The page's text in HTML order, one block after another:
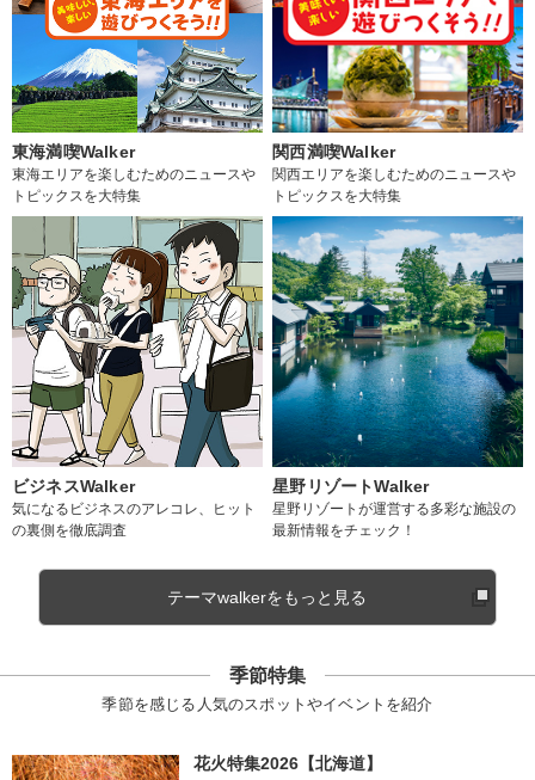
東海満喫Walker
東海エリアを楽しむためのニュースや
トピックスを大特集
関西満喫Walker
関西エリアを楽しむためのニュースや
トピックスを大特集
ビジネスWalker
気になるビジネスのアレコレ、ヒット
の裏側を徹底調査
星野リゾートWalker
星野リゾートが運営する多彩な施設の
最新情報をチェック！
テーマwalkerをもっと見る
季節特集
季節を感じる人気のスポットやイベントを紹介
花火特集2026【北海道】